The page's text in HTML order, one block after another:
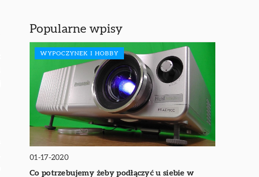
Popularne wpisy
WYPOCZYNEK I HOBBY
01-17-2020
Co potrzebujemy żeby podłączyć u siebie w